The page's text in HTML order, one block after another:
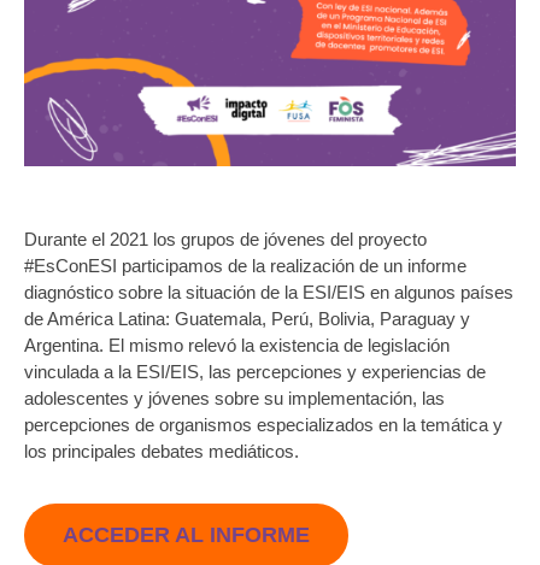
Durante el 2021 los grupos de jóvenes del proyecto
#EsConESI participamos de la realización de un informe
diagnóstico sobre la situación de la ESI/EIS en algunos países
de América Latina: Guatemala, Perú, Bolivia, Paraguay y
Argentina. El mismo relevó la existencia de legislación
vinculada a la ESI/EIS, las percepciones y experiencias de
adolescentes y jóvenes sobre su implementación, las
percepciones de organismos especializados en la temática y
los principales debates mediáticos.
ACCEDER AL INFORME